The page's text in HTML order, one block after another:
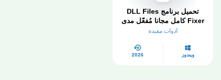
تحميل برنامج DLL Files
Fixer كامل مجانا مُفعّل مدى
الحياة 2026
أدوات مفيدة
ويندوز 2026